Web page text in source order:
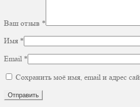
Ваш отзыв *
Имя *
Email *
Сохранить моё имя, email и адрес